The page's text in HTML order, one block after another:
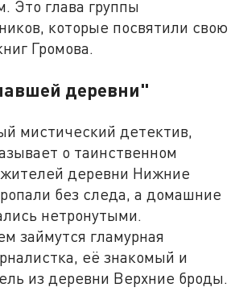
Это глава группы
которые посвятили свою
Громова.
деревни"
мистический детектив,
о таинственном
деревни Нижние
без следа, а домашние
нетронутыми.
займутся гламурная
её знакомый и
из деревни Верхние броды.